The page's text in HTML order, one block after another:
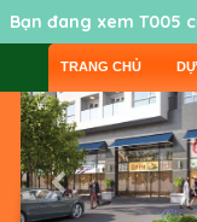
TRANG CHỦ
LIÊN HỆ
Bạn đang xem T005